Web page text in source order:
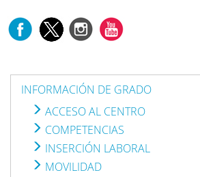
INFORMACIÓN DE GRADO
ACCESO AL CENTRO
COMPETENCIAS
INSERCIÓN LABORAL
MOVILIDAD